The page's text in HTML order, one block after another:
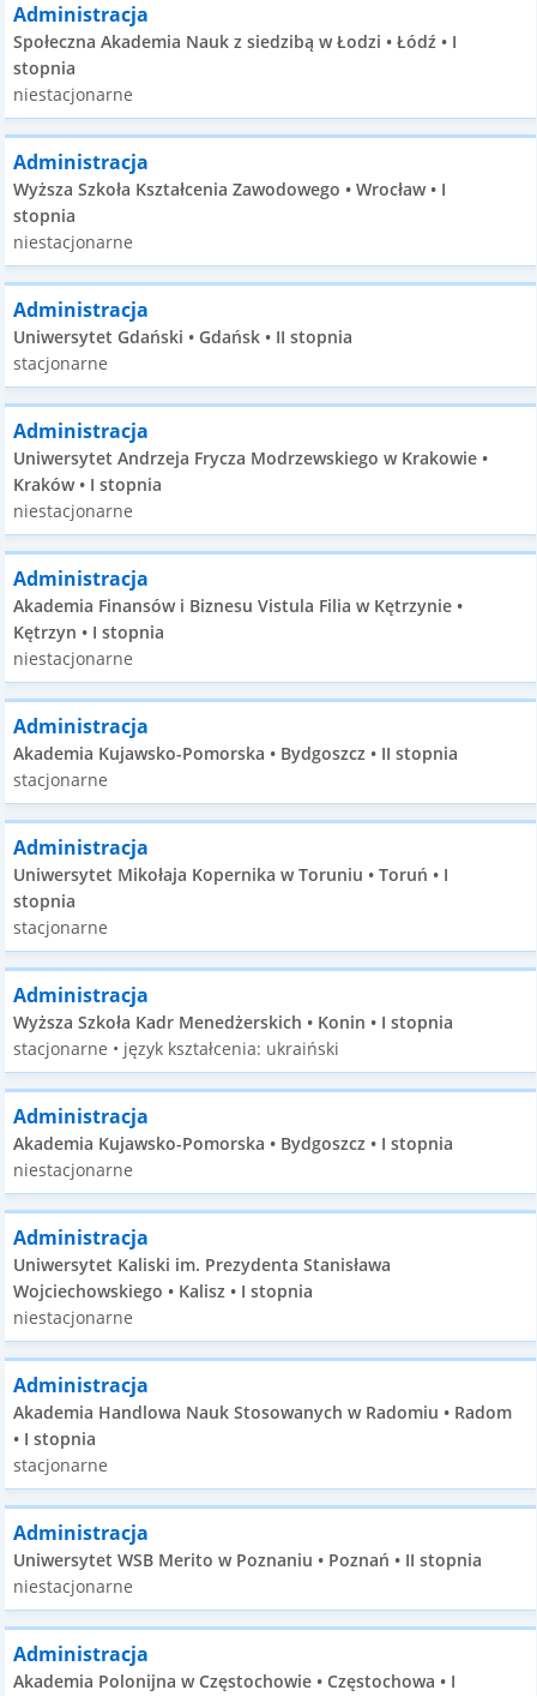
Administracja
Społeczna Akademia Nauk z siedzibą w Łodzi • Łódź • I
stopnia
niestacjonarne
Administracja
Wyższa Szkoła Kształcenia Zawodowego • Wrocław • I
stopnia
niestacjonarne
Administracja
Uniwersytet Gdański • Gdańsk • II stopnia
stacjonarne
Administracja
Uniwersytet Andrzeja Frycza Modrzewskiego w Krakowie •
Kraków • I stopnia
niestacjonarne
Administracja
Akademia Finansów i Biznesu Vistula Filia w Kętrzynie •
Kętrzyn • I stopnia
niestacjonarne
Administracja
Akademia Kujawsko-Pomorska • Bydgoszcz • II stopnia
stacjonarne
Administracja
Uniwersytet Mikołaja Kopernika w Toruniu • Toruń • I
stopnia
stacjonarne
Administracja
Wyższa Szkoła Kadr Menedżerskich • Konin • I stopnia
stacjonarne • język kształcenia: ukraiński
Administracja
Akademia Kujawsko-Pomorska • Bydgoszcz • I stopnia
niestacjonarne
Administracja
Uniwersytet Kaliski im. Prezydenta Stanisława
Wojciechowskiego • Kalisz • I stopnia
niestacjonarne
Administracja
Akademia Handlowa Nauk Stosowanych w Radomiu • Radom
• I stopnia
stacjonarne
Administracja
Uniwersytet WSB Merito w Poznaniu • Poznań • II stopnia
niestacjonarne
Administracja
Akademia Polonijna w Częstochowie • Częstochowa • I